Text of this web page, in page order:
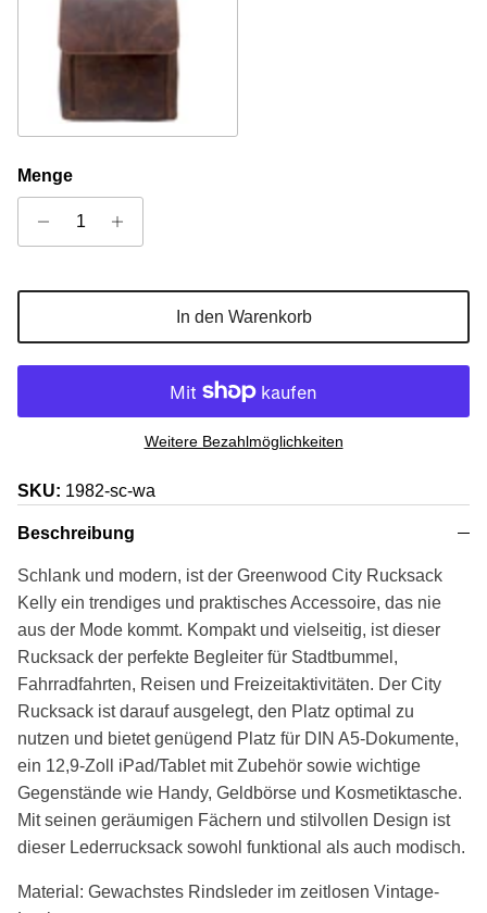
Sandel
Menge
In den Warenkorb
Weitere Bezahlmöglichkeiten
SKU: 1982-sc-wa
Beschreibung
Schlank und modern, ist der Greenwood City Rucksack
Kelly ein trendiges und praktisches Accessoire, das nie
aus der Mode kommt. Kompakt und vielseitig, ist dieser
Rucksack der perfekte Begleiter für Stadtbummel,
Fahrradfahrten, Reisen und Freizeitaktivitäten. Der City
Rucksack ist darauf ausgelegt, den Platz optimal zu
nutzen und bietet genügend Platz für DIN A5-Dokumente,
ein 12,9-Zoll iPad/Tablet mit Zubehör sowie wichtige
Gegenstände wie Handy, Geldbörse und Kosmetiktasche.
Mit seinen geräumigen Fächern und stilvollen Design ist
dieser Lederrucksack sowohl funktional als auch modisch.
Material: Gewachstes Rindsleder im zeitlosen Vintage-